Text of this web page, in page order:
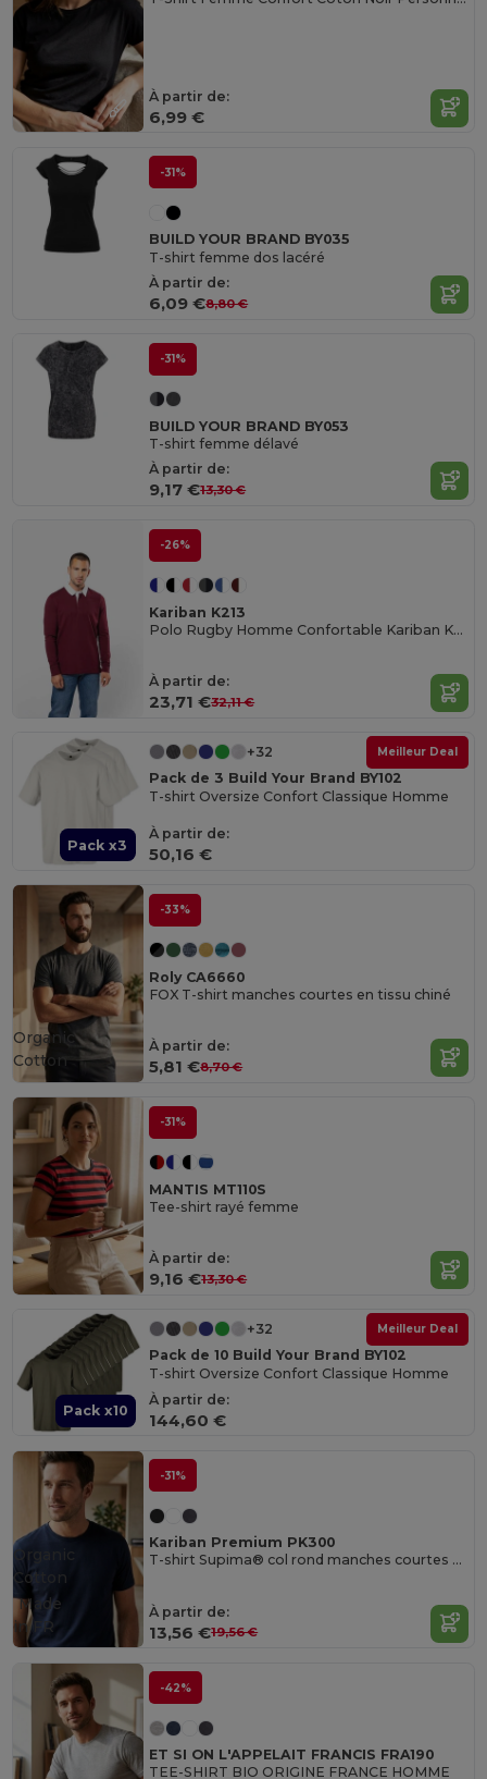
À partir de:
6,99 €
-31%
BUILD YOUR BRAND BY035
T-shirt femme dos lacéré
À partir de:
6,09 €8,80 €
-31%
BUILD YOUR BRAND BY053
T-shirt femme délavé
À partir de:
9,17 €13,30 €
-26%
Kariban K213
Polo Rugby Homme Confortable Kariban K213
À partir de:
23,71 €32,11 €
Pack x3
Meilleur Deal
+32
Pack de 3 Build Your Brand BY102
T-shirt Oversize Confort Classique Homme
À partir de:
50,16 €
-33%
Roly CA6660
FOX T-shirt manches courtes en tissu chiné
À partir de:
5,81 €8,70 €
Organic
Cotton
-31%
MANTIS MT110S
Tee-shirt rayé femme
À partir de:
9,16 €13,30 €
Pack x10
Meilleur Deal
+32
Pack de 10 Build Your Brand BY102
T-shirt Oversize Confort Classique Homme
À partir de:
144,60 €
-31%
Kariban Premium PK300
T-shirt Supima® col rond manches courtes homme
À partir de:
13,56 €19,56 €
Organic
Cotton
Made
in
FR
-42%
ET SI ON L'APPELAIT FRANCIS FRA190
TEE-SHIRT BIO ORIGINE FRANCE HOMME